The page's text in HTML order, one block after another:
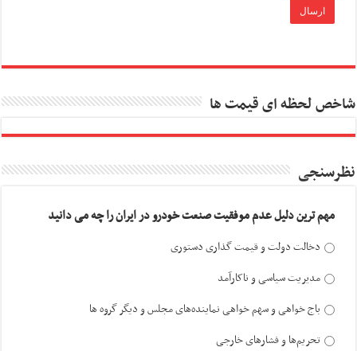
شاخص لحظه ای قیمت ها
نظرسنجی
مهم ترین دلیل عدم موفقیت صنعت خودرو در ایران را چه می دانید
دخالت دولت و قیمت گذاری دستوری
مدیریت سیاسی و ناکارآمد
باج خواهی و سهم خواهی نماینده‌های مجلس و دیگر گروه ها
تحریم‌ها و فشارهای خارجی